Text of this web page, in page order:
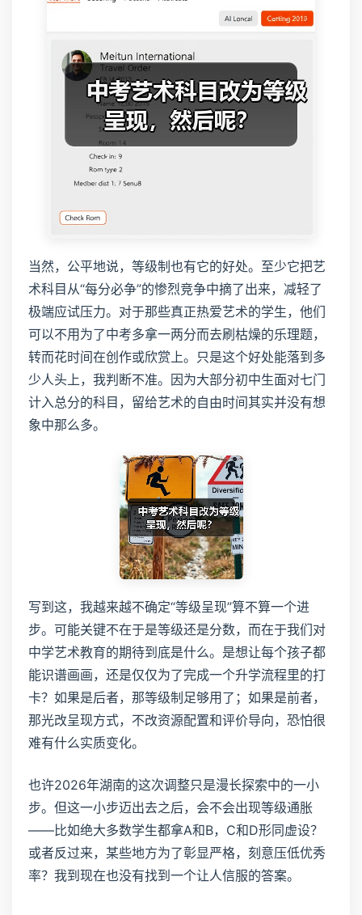
当然，公平地说，等级制也有它的好处。至少它把艺
术科目从“每分必争”的惨烈竞争中摘了出来，减轻了
极端应试压力。对于那些真正热爱艺术的学生，他们
可以不用为了中考多拿一两分而去刷枯燥的乐理题，
转而花时间在创作或欣赏上。只是这个好处能落到多
少人头上，我判断不准。因为大部分初中生面对七门
计入总分的科目，留给艺术的自由时间其实并没有想
象中那么多。
写到这，我越来越不确定“等级呈现”算不算一个进
步。可能关键不在于是等级还是分数，而在于我们对
中学艺术教育的期待到底是什么。是想让每个孩子都
能识谱画画，还是仅仅为了完成一个升学流程里的打
卡？如果是后者，那等级制足够用了；如果是前者，
那光改呈现方式，不改资源配置和评价导向，恐怕很
难有什么实质变化。
也许2026年湖南的这次调整只是漫长探索中的一小
步。但这一小步迈出去之后，会不会出现等级通胀
——比如绝大多数学生都拿A和B，C和D形同虚设？
或者反过来，某些地方为了彰显严格，刻意压低优秀
率？我到现在也没有找到一个让人信服的答案。